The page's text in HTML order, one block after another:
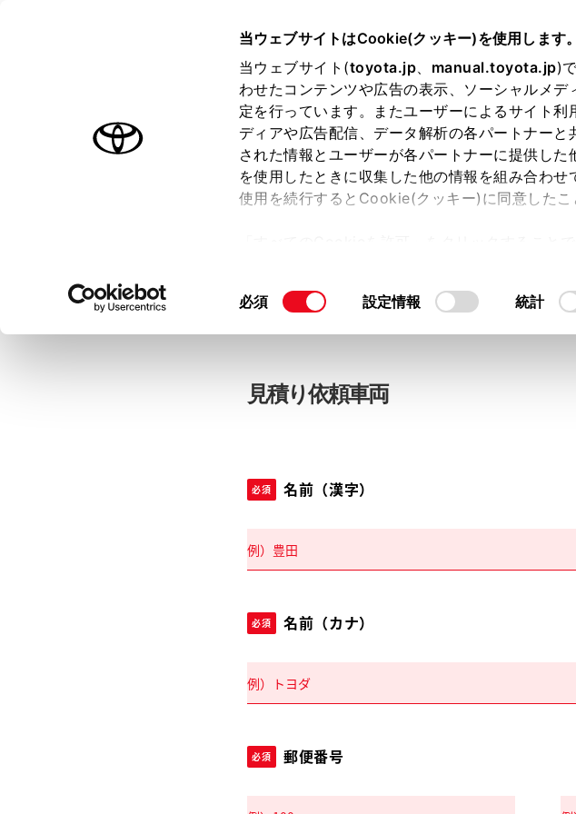
は必須です。
当ウェブサイトはCookie(クッキー)を使用します。
当ウェブサイト(toyota.jp、 manual.toyota.jp)
わせたコンテンツや広告の表示、ソーシャルメ
定を行っています。またユーザーによるサイト
ディアや広告配信、データ解析の各パートナー
された情報とユーザーが各パートナーに提供し
を使用したときに収集した他の情報を組み合わ
使用を続行するとCookie(クッキー)に同意したこ
て」をご覧ください。
同
択
必須 設定情報 統計
中古車：見積り依頼
お客さま情報の入力
見積り依頼車両
必須 名前（漢字）
必須 名前（カナ）
必須 郵便番号